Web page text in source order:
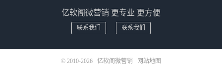
亿软阁微营销 更专业 更方便
联系我们 联系我们
© 2010-2026 亿软阁微营销 网站地图